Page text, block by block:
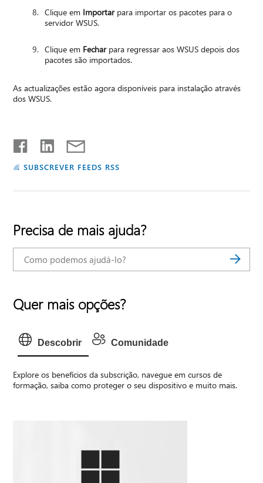
Clique em Importarpara importar os pacotes para o
servidor WSUS.
Clique em Fecharpara regressar aos WSUS depois dos
pacotes são importados.
As actualizações estão agora disponíveis para instalação através
dos WSUS.
SUBSCREVER FEEDS RSS
Precisa de mais ajuda?
Quer mais opções?
Descobrir Comunidade
Explore os benefícios da subscrição, navegue em cursos de
formação, saiba como proteger o seu dispositivo e muito mais.